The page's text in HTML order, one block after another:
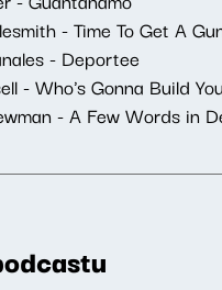
- Time To Get A
- Deportee
- Who's Gonna Build
- A Few Words in